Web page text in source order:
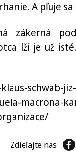
A pľuje
zákerná
lži je už isté.
schwab-
macrona-
Zdieľajte nás